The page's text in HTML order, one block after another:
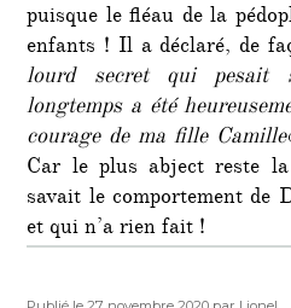
puisque le fléau de la
enfants ! Il a déclaré, de
lourd secret qui pesait
longtemps a été
courage de ma fille Camille
Car le plus abject reste
savait le comportement de
et qui n’a rien fait !
Publié
Auteur